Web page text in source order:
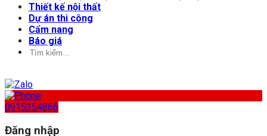
Thiết kế nội thất
Dự án thi công
Cẩm nang
Báo giá
Tìm
0915354866
Đăng nhập